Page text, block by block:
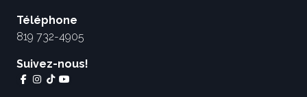
Téléphone
819 732-4905
Suivez-nous!